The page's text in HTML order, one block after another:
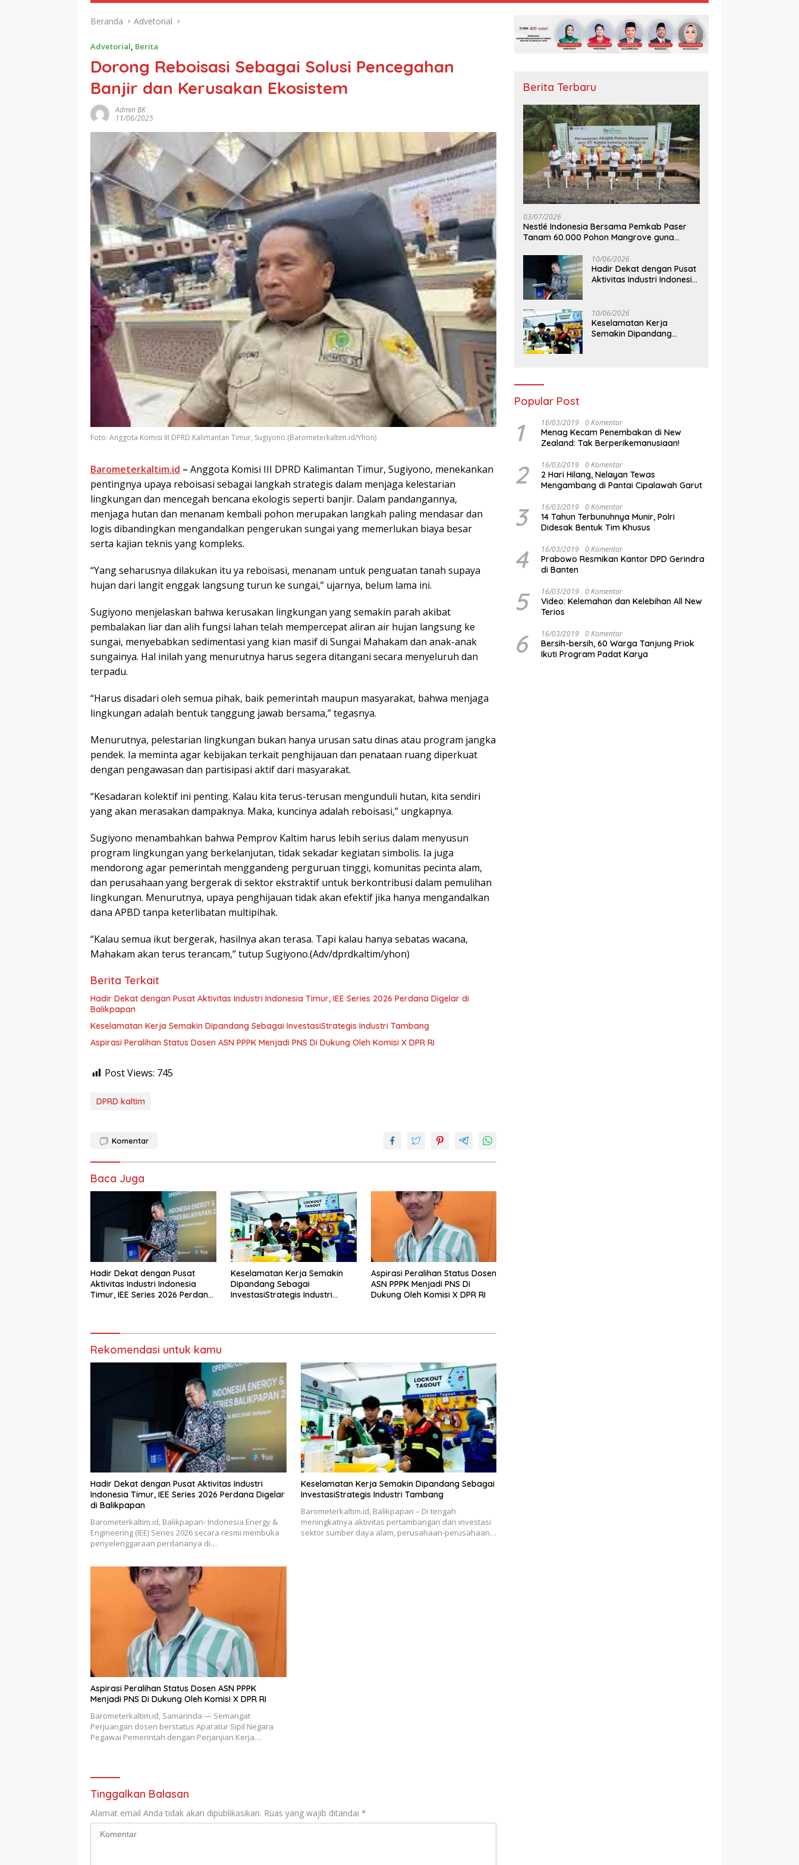
Beranda Advetorial
Advetorial, Berita
Dorong Reboisasi Sebagai Solusi Pencegahan
Banjir dan Kerusakan Ekosistem
Admin BK
11/06/2025
Foto: Anggota Komisi III DPRD Kalimantan Timur, Sugiyono.(Barometerkaltim.id/Yhon)
Barometerkaltim.id – Anggota Komisi III DPRD Kalimantan Timur, Sugiyono, menekankan
pentingnya upaya reboisasi sebagai langkah strategis dalam menjaga kelestarian
lingkungan dan mencegah bencana ekologis seperti banjir. Dalam pandangannya,
menjaga hutan dan menanam kembali pohon merupakan langkah paling mendasar dan
logis dibandingkan mengandalkan pengerukan sungai yang memerlukan biaya besar
serta kajian teknis yang kompleks.
“Yang seharusnya dilakukan itu ya reboisasi, menanam untuk penguatan tanah supaya
hujan dari langit enggak langsung turun ke sungai,” ujarnya, belum lama ini.
Sugiyono menjelaskan bahwa kerusakan lingkungan yang semakin parah akibat
pembalakan liar dan alih fungsi lahan telah mempercepat aliran air hujan langsung ke
sungai, menyebabkan sedimentasi yang kian masif di Sungai Mahakam dan anak-anak
sungainya. Hal inilah yang menurutnya harus segera ditangani secara menyeluruh dan
terpadu.
“Harus disadari oleh semua pihak, baik pemerintah maupun masyarakat, bahwa menjaga
lingkungan adalah bentuk tanggung jawab bersama,” tegasnya.
Menurutnya, pelestarian lingkungan bukan hanya urusan satu dinas atau program jangka
pendek. Ia meminta agar kebijakan terkait penghijauan dan penataan ruang diperkuat
dengan pengawasan dan partisipasi aktif dari masyarakat.
“Kesadaran kolektif ini penting. Kalau kita terus-terusan mengunduli hutan, kita sendiri
yang akan merasakan dampaknya. Maka, kuncinya adalah reboisasi,” ungkapnya.
Sugiyono menambahkan bahwa Pemprov Kaltim harus lebih serius dalam menyusun
program lingkungan yang berkelanjutan, tidak sekadar kegiatan simbolis. Ia juga
mendorong agar pemerintah menggandeng perguruan tinggi, komunitas pecinta alam,
dan perusahaan yang bergerak di sektor ekstraktif untuk berkontribusi dalam pemulihan
lingkungan. Menurutnya, upaya penghijauan tidak akan efektif jika hanya mengandalkan
dana APBD tanpa keterlibatan multipihak.
“Kalau semua ikut bergerak, hasilnya akan terasa. Tapi kalau hanya sebatas wacana,
Mahakam akan terus terancam,” tutup Sugiyono.(Adv/dprdkaltim/yhon)
Berita Terkait
Hadir Dekat dengan Pusat Aktivitas Industri Indonesia Timur, IEE Series 2026 Perdana Digelar di
Balikpapan
Keselamatan Kerja Semakin Dipandang Sebagai InvestasiStrategis Industri Tambang
Aspirasi Peralihan Status Dosen ASN PPPK Menjadi PNS Di Dukung Oleh Komisi X DPR RI
Post Views: 745
DPRD kaltim
Komentar
Baca Juga
Hadir Dekat dengan Pusat
Aktivitas Industri Indonesia
Timur, IEE Series 2026 Perdana
Keselamatan Kerja Semakin
Dipandang Sebagai
InvestasiStrategis Industri
Aspirasi Peralihan Status Dosen
ASN PPPK Menjadi PNS Di
Dukung Oleh Komisi X DPR RI
Rekomendasi untuk kamu
Hadir Dekat dengan Pusat Aktivitas Industri
Indonesia Timur, IEE Series 2026 Perdana Digelar
di Balikpapan
Barometerkaltim.id, Balikpapan- Indonesia Energy &
Engineering (IEE) Series 2026 secara resmi membuka
penyelenggaraan perdananya di…
Keselamatan Kerja Semakin Dipandang Sebagai
InvestasiStrategis Industri Tambang
Barometerkaltim.id, Balikpapan – Di tengah
meningkatnya aktivitas pertambangan dan investasi
sektor sumber daya alam, perusahaan-perusahaan…
Aspirasi Peralihan Status Dosen ASN PPPK
Menjadi PNS Di Dukung Oleh Komisi X DPR RI
Barometerkaltim.id, Samarinda — Semangat
Perjuangan dosen berstatus Aparatur Sipil Negara
Pegawai Pemerintah dengan Perjanjian Kerja…
Tinggalkan Balasan
Alamat email Anda tidak akan dipublikasikan. Ruas yang wajib ditandai *
Berita Terbaru
03/07/2026
Nestlé Indonesia Bersama Pemkab Paser
Tanam 60.000 Pohon Mangrove guna
10/06/2026
Hadir Dekat dengan Pusat
Aktivitas Industri Indonesia
Balikpapan
10/06/2026
Keselamatan Kerja
Semakin Dipandang
Popular Post
1 16/03/2019 0 Komentar
Menag Kecam Penembakan di New
Zealand: Tak Berperikemanusiaan!
2 16/03/2019 0 Komentar
2 Hari Hilang, Nelayan Tewas
Mengambang di Pantai Cipalawah Garut
3 16/03/2019 0 Komentar
14 Tahun Terbunuhnya Munir, Polri
Didesak Bentuk Tim Khusus
4 16/03/2019 0 Komentar
Prabowo Resmikan Kantor DPD Gerindra
di Banten
5 16/03/2019 0 Komentar
Video: Kelemahan dan Kelebihan All New
Terios
6 16/03/2019 0 Komentar
Bersih-bersih, 60 Warga Tanjung Priok
Ikuti Program Padat Karya